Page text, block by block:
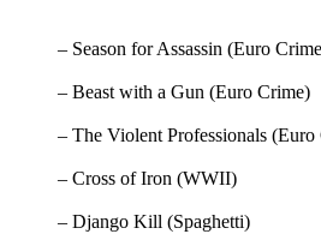
– Season for Assassin (Euro
– Beast with a Gun (Euro Crime)
– The Violent Professionals (Euro
– Cross of Iron (WWII)
– Django Kill (Spaghetti)